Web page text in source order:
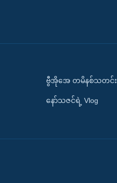
ဗွီအိုအေ တမိနစ်သတင်း
နော်သဇင်ရဲ့ Vlog